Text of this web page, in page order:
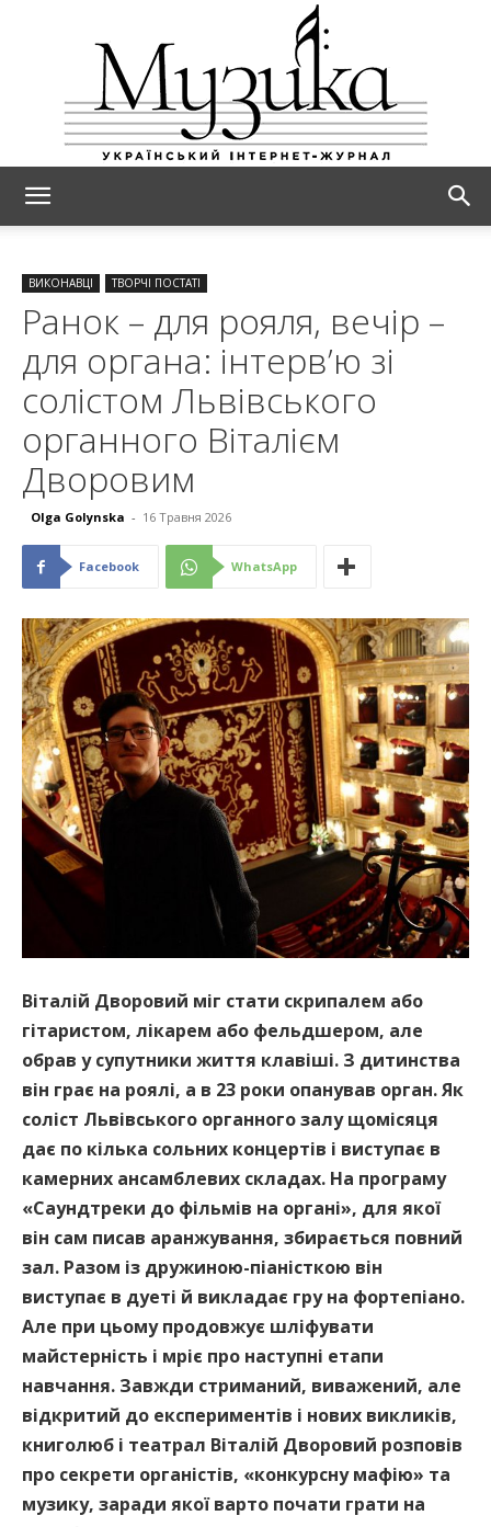
ВИКОНАВЦІ ТВОРЧІ ПОСТАТІ
Ранок – для рояля, вечір –
для органа: інтерв’ю зі
солістом Львівського
органного Віталієм
Дворовим
Olga Golynska - 16 Травня 2026
Facebook WhatsApp
Віталій Дворовий міг стати скрипалем або
гітаристом, лікарем або фельдшером, але
обрав у супутники життя клавіші. З дитинства
він грає на роялі, а в 23 роки опанував орган. Як
соліст Львівського органного залу щомісяця
дає по кілька сольних концертів і виступає в
камерних ансамблевих складах. На програму
«Саундтреки до фільмів на органі», для якої
він сам писав аранжування, збирається повний
зал. Разом із дружиною-піаністкою він
виступає в дуеті й викладає гру на фортепіано.
Але при цьому продовжує шліфувати
майстерність і мріє про наступні етапи
навчання. Завжди стриманий, виважений, але
відкритий до експериментів і нових викликів,
книголюб і театрал Віталій Дворовий розповів
про секрети органістів, «конкурсну мафію» та
музику, заради якої варто почати грати на